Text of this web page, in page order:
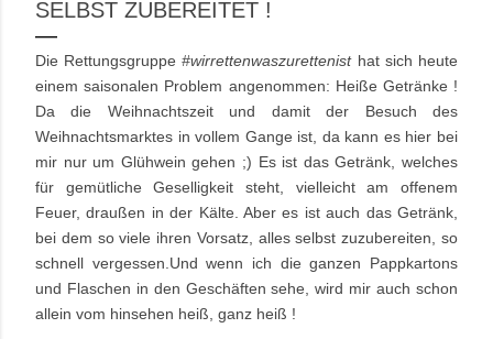
ELBST ZUBEREITET !
Die Rettungsgruppe #wirrettenwaszurettenist hat sich heute
einem saisonalen Problem angenommen: Heiße Getränke !
Da die Weihnachtszeit und damit der Besuch des
Weihnachtsmarktes in vollem Gange ist, da kann es hier bei
mir nur um Glühwein gehen ;) Es ist das Getränk, welches
für gemütliche Geselligkeit steht, vielleicht am offenem
Feuer, draußen in der Kälte. Aber es ist auch das Getränk,
bei dem so viele ihren Vorsatz, alles selbst zuzubereiten, so
schnell vergessen.Und wenn ich die ganzen Pappkartons
und Flaschen in den Geschäften sehe, wird mir auch schon
allein vom hinsehen heiß, ganz heiß !